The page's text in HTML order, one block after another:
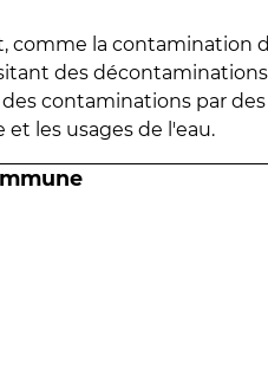
comme la contamination
des
contaminations par
les usages de l'eau.